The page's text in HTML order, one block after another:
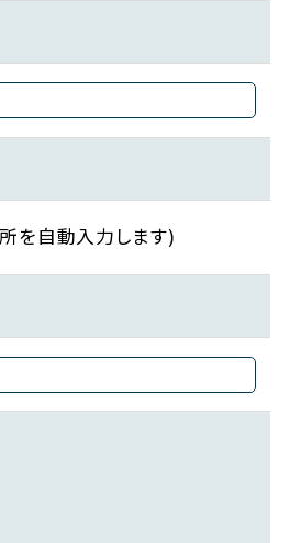
を自動入力します)